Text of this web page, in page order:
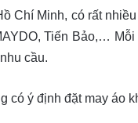
Chí Minh, có rất
Tiến Bảo,…
cầu.
có ý định đặt may áo